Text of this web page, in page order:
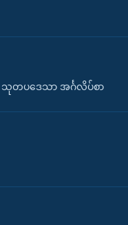
သုတပဒေသာ အင်္ဂလိပ်စာ